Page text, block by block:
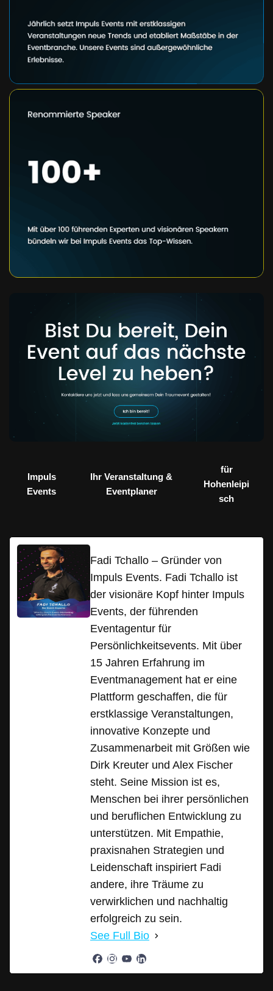
Impuls
Events
Ihr Veranstaltung &
Eventplaner
für
Hohenleipi
sch
Fadi Tchallo – Gründer von
Impuls Events. Fadi Tchallo ist
der visionäre Kopf hinter Impuls
Events, der führenden
Eventagentur für
Persönlichkeitsevents. Mit über
15 Jahren Erfahrung im
Eventmanagement hat er eine
Plattform geschaffen, die für
erstklassige Veranstaltungen,
innovative Konzepte und
Zusammenarbeit mit Größen wie
Dirk Kreuter und Alex Fischer
steht. Seine Mission ist es,
Menschen bei ihrer persönlichen
und beruflichen Entwicklung zu
unterstützen. Mit Empathie,
praxisnahen Strategien und
Leidenschaft inspiriert Fadi
andere, ihre Träume zu
verwirklichen und nachhaltig
erfolgreich zu sein.
See Full Bio